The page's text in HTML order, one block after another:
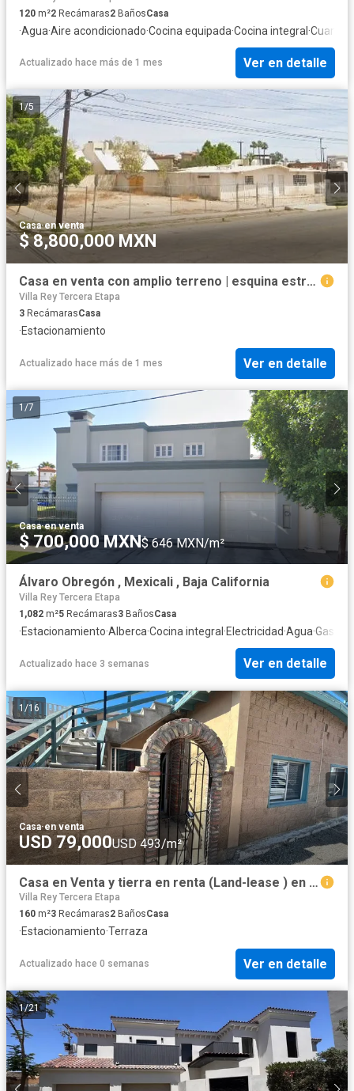
120 m²2 Recámaras2 BañosCasa
·Agua·Aire acondicionado·Cocina equipada·Cocina integral·Cuarto
Actualizado hace más de 1 mes Ver en detalle
1/5
Casa·en venta
$ 8,800,000 MXN
Casa en venta con amplio terreno | esquina estratégica | Villafontana Mexicali
Villa Rey Tercera Etapa
3 RecámarasCasa
·Estacionamiento
Actualizado hace más de 1 mes Ver en detalle
1 /7
Casa·en venta
$ 700,000 MXN$ 646 MXN/m²
Álvaro Obregón , Mexicali , Baja California
Villa Rey Tercera Etapa
1,082 m²5 Recámaras3 BañosCasa
·Estacionamiento·Alberca·Cocina integral ·Electricidad·Agua·Gas
Actualizado hace 3 semanas Ver en detalle
1 /16
Casa·en venta
USD 79,000USD 493/m²
Casa en Venta y tierra en renta (Land-lease ) en campo Renes a Solo minutos de e
Villa Rey Tercera Etapa
160 m²3 Recámaras2 BañosCasa
·Estacionamiento·Terraza
Actualizado hace 0 semanas Ver en detalle
1/21